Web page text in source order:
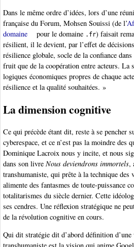
Dans le même ordre d’idées, lors d’une
française du Forum, Mohsen Souissi (de l’
domaine
pour le domaine .fr) faisait
résilient, il le devient, par l’effet de
résilience globale, socle de la confiance
fruit que de la coopération entre acteurs. La
logiques économiques propres de chaque
résilience et la qualité souhaitées. »
La dimension cognitive
Ce qui précède étant dit, reste à se pencher
cyberespace, et ce n’est pas la moindre des
Dominique Lacroix nous y incite, et nous
dans son livre Nous deviendrons immortels,
transhumaniste, qui prête à la technique des
alimente des fantasmes de toute-puissance
totalitarismes du siècle dernier. Cette
ses cendres. Une réflexion stratégique ne
de la révolution cognitive en cours.
Qui dit stratégie dit d’abord définition